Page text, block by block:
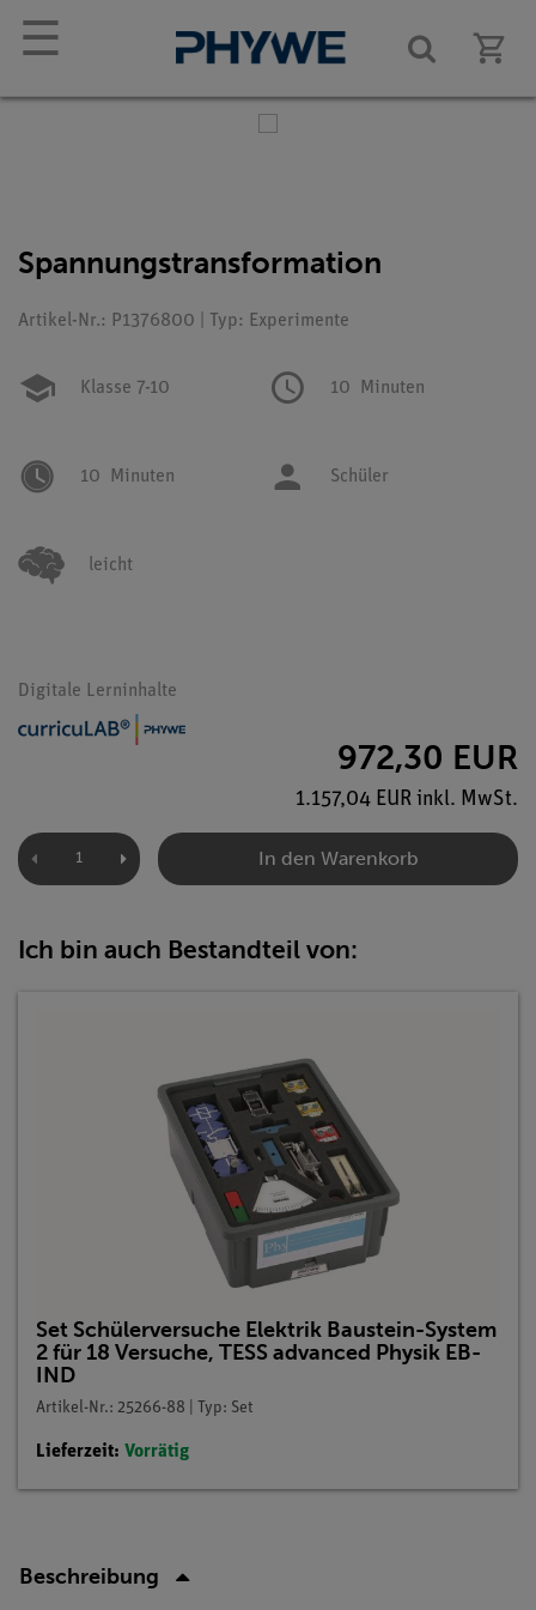
☰
Spannungstransformation
Artikel-Nr.: P1376800 | Typ: Experimente
Klasse 7-10 10 Minuten
10 Minuten Schüler
leicht
Digitale Lerninhalte
972,30 EUR
1.157,04 EUR inkl. MwSt.
In den Warenkorb
Ich bin auch Bestandteil von:
Set Schülerversuche Elektrik Baustein-System
2 für 18 Versuche, TESS advanced Physik EB-
IND
Artikel-Nr.: 25266-88 | Typ: Set
Lieferzeit: Vorrätig
Beschreibung